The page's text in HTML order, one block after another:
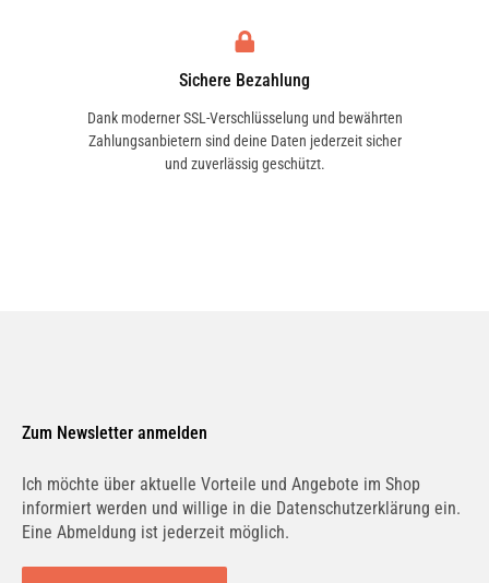
Sichere Bezahlung
Dank moderner SSL-Verschlüsselung und bewährten
Zahlungsanbietern sind deine Daten jederzeit sicher
und zuverlässig geschützt.
Zum Newsletter anmelden
Ich möchte über aktuelle Vorteile und Angebote im Shop
informiert werden und willige in die Datenschutzerklärung ein.
Eine Abmeldung ist jederzeit möglich.